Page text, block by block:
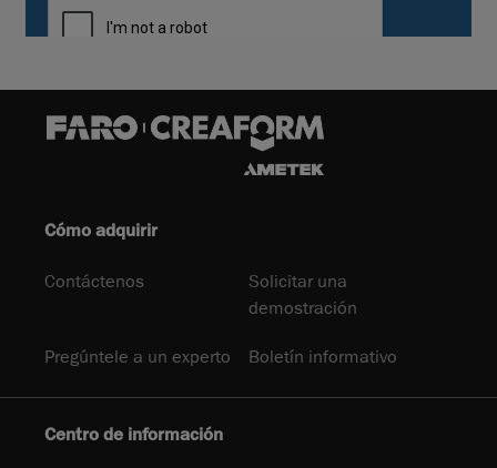
Cómo adquirir
Contáctenos
Solicitar una
demostración
Pregúntele a un experto Boletín informativo
Centro de información